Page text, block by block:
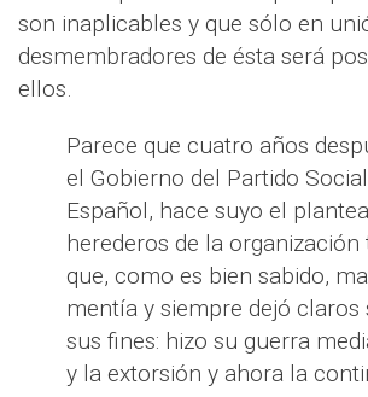
son inaplicables y que sólo en
desmembradores de ésta será
ellos.
Parece que cuatro años
el Gobierno del Partido
Español, hace suyo el
herederos de la organización
que, como es bien sabido,
mentía y siempre dejó claros
sus fines: hizo su guerra
y la extorsión y ahora la